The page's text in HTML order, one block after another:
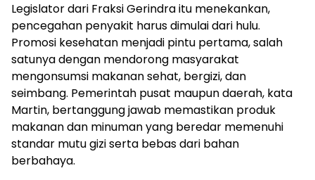
Legislator dari Fraksi Gerindra itu menekankan,
pencegahan penyakit harus dimulai dari hulu.
Promosi kesehatan menjadi pintu pertama, salah
satunya dengan mendorong masyarakat
mengonsumsi makanan sehat, bergizi, dan
seimbang. Pemerintah pusat maupun daerah, kata
Martin, bertanggung jawab memastikan produk
makanan dan minuman yang beredar memenuhi
standar mutu gizi serta bebas dari bahan
berbahaya.